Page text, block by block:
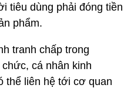
tiêu dùng phải đóng tiền
phẩm.
tranh chấp trong
cá nhân kinh
thể liên hệ tới cơ quan